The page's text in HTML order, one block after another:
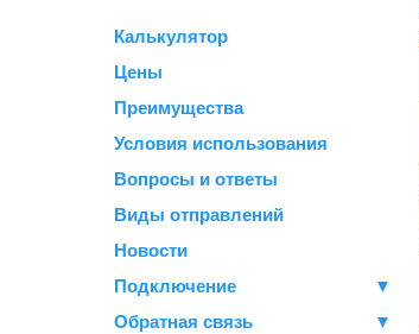
Калькулятор
Цены
Преимущества
Условия использования
Вопросы и ответы
Виды отправлений
Новости
Подключение
▼
Обратная связь
▼